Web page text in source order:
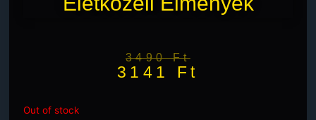
3490Ft
3141 Ft
Out of stock